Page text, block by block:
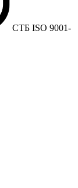
СТБ ISO 9001-